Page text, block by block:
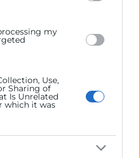
my
Use,
Sharing of
Is Unrelated
which it was